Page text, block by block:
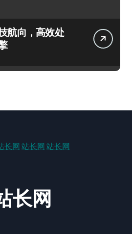
航向，高效处
长网 站长网 站长网
长网